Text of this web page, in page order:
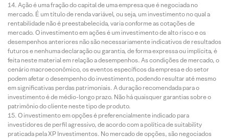
Ação é uma fração do capital de uma empresa que é negociada no
mercado. É um título de renda variável, ou seja, um investimento no qual a
rentabilidade não é preestabelecida, varia conforme as cotações de
mercado. O investimento em ações é um investimento de alto risco e os
desempenhos anteriores não são necessariamente indicativos de resultados
futuros e nenhuma declaração ou garantia, de forma expressa ou implícita, é
feita neste material em relação a desempenhos. As condições de mercado, o
cenário macroeconômico, os eventos específicos da empresa e do setor
podem afetar o desempenho do investimento, podendo resultar até mesmo
em significativas perdas patrimoniais. A duração recomendada para o
investimento é de médio-longo prazo. Não há quaisquer garantias sobre o
patrimônio do cliente neste tipo de produto.
O investimento em opções é preferencialmente indicado para
investidores de perfil agressivo, de acordo com a política de suitability
praticada pela XP Investimentos. No mercado de opções, são negociados